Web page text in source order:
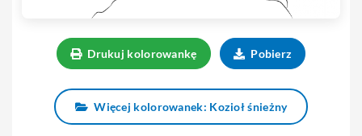
Drukuj kolorowankę Pobierz
Więcej kolorowanek: Kozioł śnieżny